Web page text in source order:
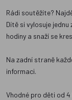
Rádi soutěžíte?
Dítě si vylosuje
hodiny a snaží se
Na zadní straně
informaci.
Vhodné pro děti od 4